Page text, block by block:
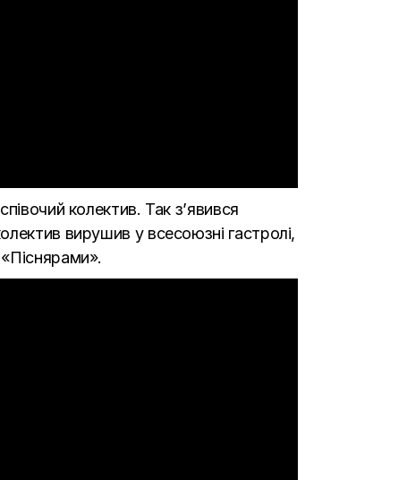
колектив. Так з’явився
вирушив у всесоюзні гастролі,